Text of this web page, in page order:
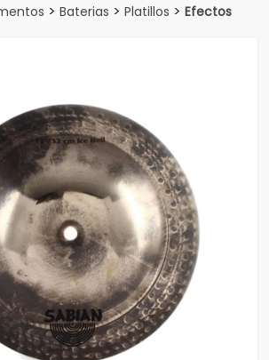
> Baterias > Platillos > Efectos